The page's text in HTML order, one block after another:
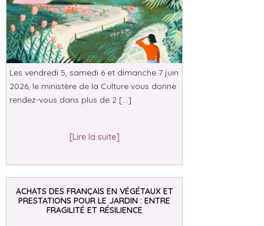
Les vendredi 5, samedi 6 et dimanche 7 juin
2026, le ministère de la Culture vous donne
rendez-vous dans plus de 2 […]
[Lire la suite]
ACHATS DES FRANÇAIS EN VÉGÉTAUX ET
PRESTATIONS POUR LE JARDIN : ENTRE
FRAGILITÉ ET RÉSILIENCE